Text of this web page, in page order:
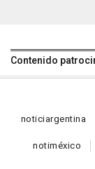
Contenido
noticiargentina
notiméxico